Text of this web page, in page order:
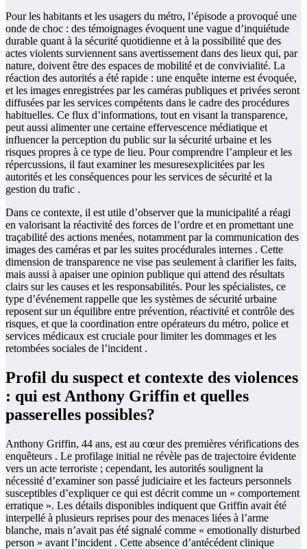
Pour les habitants et les usagers du métro, l’épisode a provoqué une
onde de choc : des témoignages évoquent une vague d’inquiétude
durable quant à la sécurité quotidienne et à la possibilité que des
actes violents surviennent sans avertissement dans des lieux qui, par
nature, doivent être des espaces de mobilité et de convivialité. La
réaction des autorités a été rapide : une enquête interne est évoquée,
et les images enregistrées par les caméras publiques et privées seront
diffusées par les services compétents dans le cadre des procédures
habituelles. Ce flux d’informations, tout en visant la transparence,
peut aussi alimenter une certaine effervescence médiatique et
influencer la perception du public sur la sécurité urbaine et les
risques propres à ce type de lieu. Pour comprendre l’ampleur et les
répercussions, il faut examiner les mesuresexplicitées par les
autorités et les conséquences pour les services de sécurité et la
gestion du trafic .
Dans ce contexte, il est utile d’observer que la municipalité a réagi
en valorisant la réactivité des forces de l’ordre et en promettant une
traçabilité des actions menées, notamment par la communication des
images des caméras et par les suites procédurales internes . Cette
dimension de transparence ne vise pas seulement à clarifier les faits,
mais aussi à apaiser une opinion publique qui attend des résultats
clairs sur les causes et les responsabilités. Pour les spécialistes, ce
type d’événement rappelle que les systèmes de sécurité urbaine
reposent sur un équilibre entre prévention, réactivité et contrôle des
risques, et que la coordination entre opérateurs du métro, police et
services médicaux est cruciale pour limiter les dommages et les
retombées sociales de l’incident .
Profil du suspect et contexte des violences
: qui est Anthony Griffin et quelles
passerelles possibles?
Anthony Griffin, 44 ans, est au cœur des premières vérifications des
enquêteurs . Le profilage initial ne révèle pas de trajectoire évidente
vers un acte terroriste ; cependant, les autorités soulignent la
nécessité d’examiner son passé judiciaire et les facteurs personnels
susceptibles d’expliquer ce qui est décrit comme un « comportement
erratique ». Les détails disponibles indiquent que Griffin avait été
interpellé à plusieurs reprises pour des menaces liées à l’arme
blanche, mais n’avait pas été signalé comme « emotionally disturbed
person » avant l’incident . Cette absence d’antécédent clinique